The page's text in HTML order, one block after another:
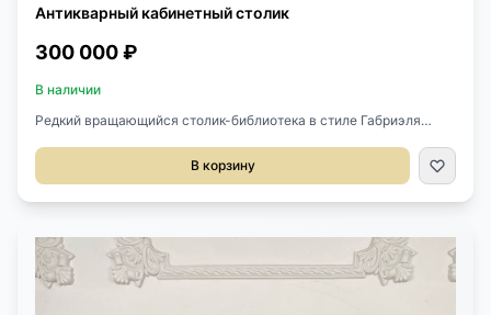
Антикварный кабинетный столик
300 000 ₽
В наличии
Редкий вращающийся столик-библиотека в стиле Габриэля
50х50х87h см.Габриэль Виардо (1830–1906) — французский
краснодеревщик, работавший в модном во второй половине ХIХ
удостоен четырех медалей. В 1885 году после участия в
Антверпенской выставке стал рыцарем Почетного легиона.
Дважды удостоен Золотой медали на Всемирной выставке в
В корзину